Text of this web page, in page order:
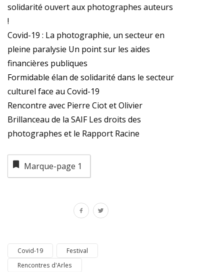
solidarité ouvert aux photographes auteurs
!
Covid-19 : La photographie, un secteur en
pleine paralysie Un point sur les aides
financières publiques
Formidable élan de solidarité dans le secteur
culturel face au Covid-19
Rencontre avec Pierre Ciot et Olivier
Brillanceau de la SAIF Les droits des
photographes et le Rapport Racine
Marque-page 1
Covid-19
Festival
Rencontres d'Arles